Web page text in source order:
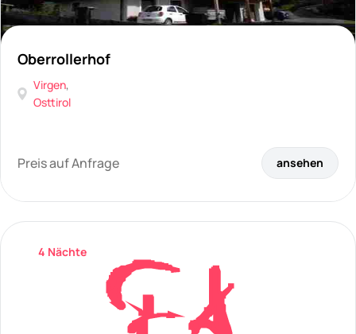
Oberrollerhof
Virgen,
Osttirol
Preis auf Anfrage ansehen
4 Nächte